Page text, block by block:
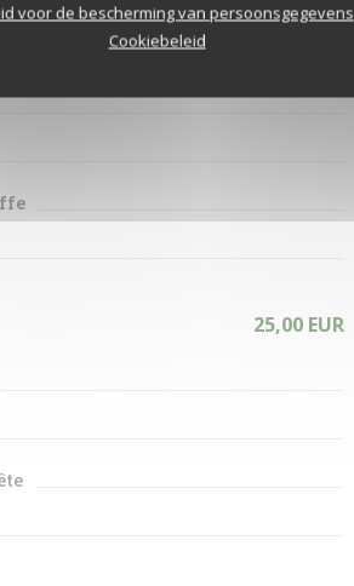
voor de bescherming van persoonsgegevens
Cookiebeleid
25,00 EUR